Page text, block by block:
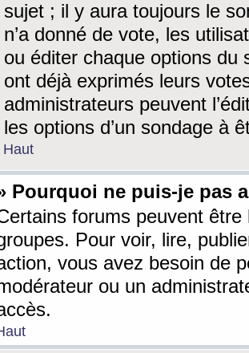
sujet ; il y aura toujours le
n’a donné de vote, les
ou éditer chaque options du
ont déjà exprimés leurs
administrateurs peuvent
les options d’un sondage à
Haut
Pourquoi ne puis-je pas
forums peuvent être
Pour voir, lire,
vous avez besoin de
ou un